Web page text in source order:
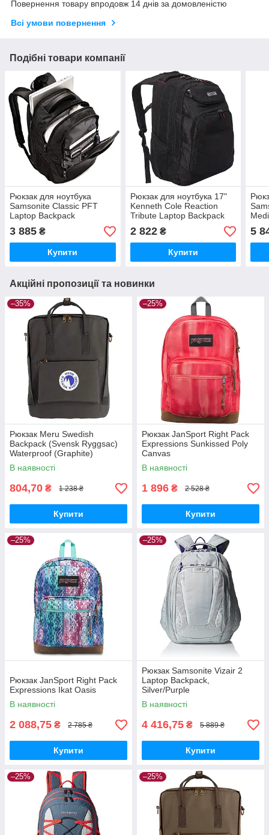
Повернення товару впродовж 14 днів за домовленістю
Всі умови повернення
Подібні товари компанії
Рюкзак для ноутбука
Samsonite Classic PFT
Laptop Backpack
Checkpoint Friendly
3 885 ₴
Купити
Рюкзак для ноутбука 17"
Kenneth Cole Reaction
Tribute Laptop Backpack
2 822₴
Купити
5
Акційні пропозиції та новинки
–35%
Рюкзак Meru Swedish
Backpack (Svensk Ryggsac)
Waterproof (Graphite)
В наявності
804,70 ₴ 1 238 ₴
Купити
–25%
Рюкзак JanSport Right Pack
Expressions Sunkissed Poly
Canvas
В наявності
1 896 ₴ 2 528 ₴
Купити
–25%
Рюкзак JanSport Right Pack
Expressions Ikat Oasis
В наявності
2 088,75 ₴ 2 785 ₴
Купити
–25%
Рюкзак Samsonite Vizair 2
Laptop Backpack,
Silver/Purple
В наявності
4 416,75 ₴ 5 889 ₴
Купити
–25% –25%